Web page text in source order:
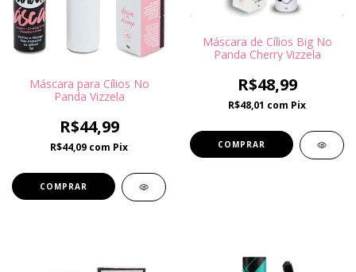
Máscara para Cílios No
Panda Vizzela
R$44,99
R$44,09 com Pix
Máscara de Cílios Big No
Panda Cherry Vizzela
R$48,99
R$48,01 com Pix